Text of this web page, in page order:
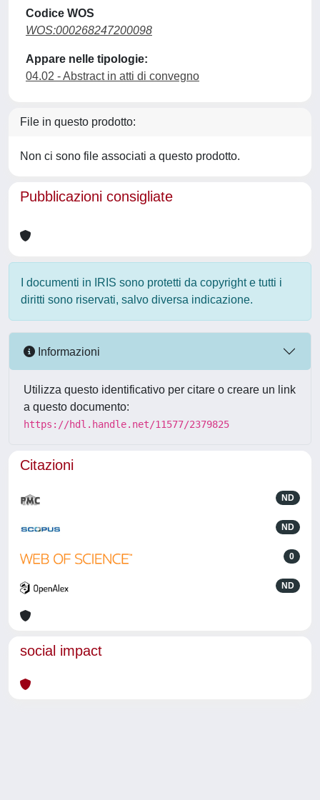
Codice WOS
WOS:000268247200098
Appare nelle tipologie:
04.02 - Abstract in atti di convegno
File in questo prodotto:
Non ci sono file associati a questo prodotto.
Pubblicazioni consigliate
I documenti in IRIS sono protetti da copyright e tutti i
diritti sono riservati, salvo diversa indicazione.
Informazioni
Utilizza questo identificativo per citare o creare un link
a questo documento:
https://hdl.handle.net/11577/2379825
Citazioni
ND
ND
0
ND
social impact